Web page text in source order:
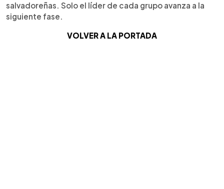
salvadoreñas. Solo el líder de cada grupo avanza a la
siguiente fase.
VOLVER A LA PORTADA